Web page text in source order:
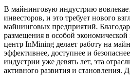
В майнинговую индустрию
инвесторов, и это требует нового
майнинговых предприятий.
размещения в особой экономической
центр InMining делает работу на
эффективнее, доступнее и
индустрии уже девять лет, эта
активного развития и становления.